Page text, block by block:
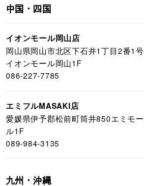
中国・四国
イオンモール岡山店
岡山県岡山市北区下石井1丁目2番1号
イオンモール岡山1F
086-227-7785
エミフルMASAKI店
愛媛県伊予郡松前町筒井850エミモー
ル1F
089-984-3135
九州・沖縄